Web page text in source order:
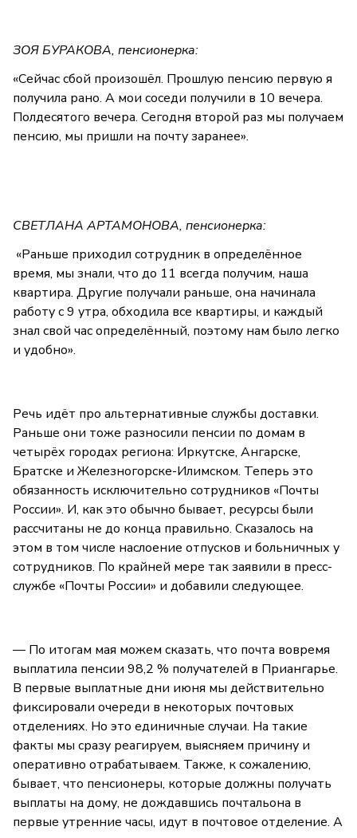
ЗОЯ БУРАКОВА, пенсионерка:
«Сейчас сбой произошёл. Прошлую пенсию первую я
получила рано. А мои соседи получили в 10 вечера.
Полдесятого вечера. Сегодня второй раз мы получаем
пенсию, мы пришли на почту заранее».
СВЕТЛАНА АРТАМОНОВА, пенсионерка:
«Раньше приходил сотрудник в определённое
время, мы знали, что до 11 всегда получим, наша
квартира. Другие получали раньше, она начинала
работу с 9 утра, обходила все квартиры, и каждый
знал свой час определённый, поэтому нам было легко
и удобно».
Речь идёт про альтернативные службы доставки.
Раньше они тоже разносили пенсии по домам в
четырёх городах региона: Иркутске, Ангарске,
Братске и Железногорске-Илимском. Теперь это
обязанность исключительно сотрудников «Почты
России». И, как это обычно бывает, ресурсы были
рассчитаны не до конца правильно. Сказалось на
этом в том числе наслоение отпусков и больничных у
сотрудников. По крайней мере так заявили в пресс-
службе «Почты России» и добавили следующее.
— По итогам мая можем сказать, что почта вовремя
выплатила пенсии 98,2 % получателей в Приангарье.
В первые выплатные дни июня мы действительно
фиксировали очереди в некоторых почтовых
отделениях. Но это единичные случаи. На такие
факты мы сразу реагируем, выясняем причину и
оперативно отрабатываем. Также, к сожалению,
бывает, что пенсионеры, которые должны получать
выплаты на дому, не дождавшись почтальона в
первые утренние часы, идут в почтовое отделение. А